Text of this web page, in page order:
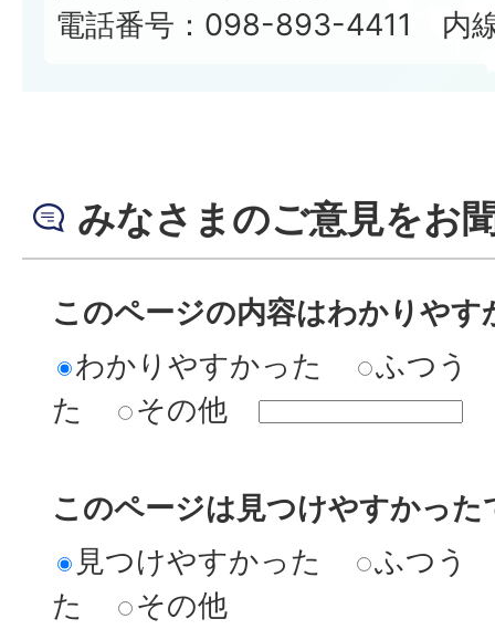
電話番号：098-893-4411 内
みなさまのご意見をお
このページの内容はわかりやす
わかりやすかった
ふつう
た
その他
このページは見つけやすかった
見つけやすかった
ふつう
た
その他